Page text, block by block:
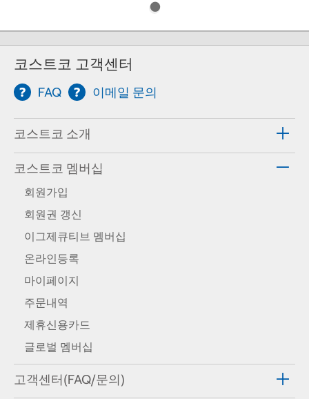
코스트코 고객센터
FAQ 이메일 문의
코스트코 소개
코스트코 멤버십
회원가입
회원권 갱신
이그제큐티브 멤버십
온라인등록
마이페이지
주문내역
제휴신용카드
글로벌 멤버십
고객센터(FAQ/문의)